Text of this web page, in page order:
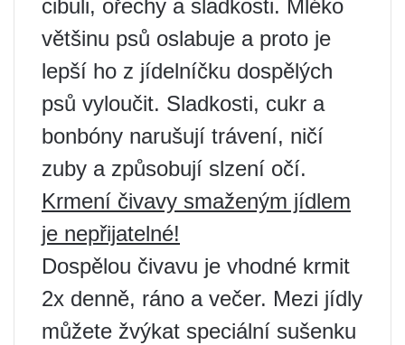
cibuli, ořechy a sladkosti. Mléko
většinu psů oslabuje a proto je
lepší ho z jídelníčku dospělých
psů vyloučit. Sladkosti, cukr a
bonbóny narušují trávení, ničí
zuby a způsobují slzení očí.
Krmení čivavy smaženým jídlem
je nepřijatelné!
Dospělou čivavu je vhodné krmit
2x denně, ráno a večer. Mezi jídly
můžete žvýkat speciální sušenku